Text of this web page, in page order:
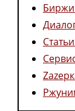
Биржи